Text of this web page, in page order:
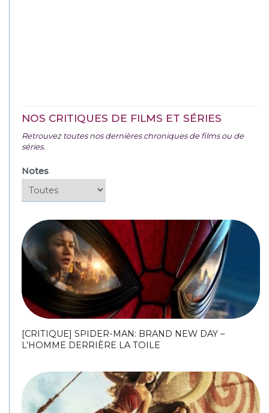
NOS CRITIQUES DE FILMS ET SÉRIES
Retrouvez toutes nos dernières chroniques de films ou de
séries.
Notes
[CRITIQUE] SPIDER-MAN: BRAND NEW DAY –
L’HOMME DERRIÈRE LA TOILE